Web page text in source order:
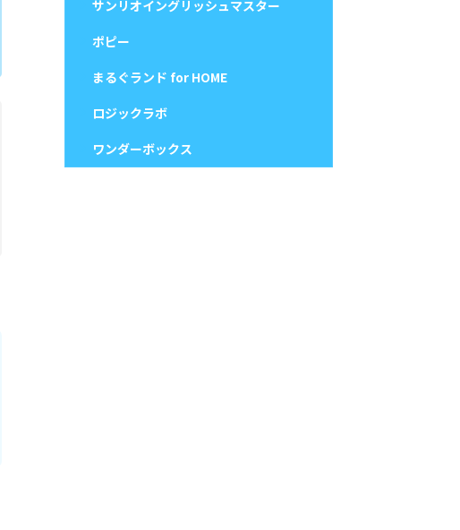
サンリオイングリッシュマスター
ポピー
まるぐランド for HOME
ロジックラボ
ワンダーボックス